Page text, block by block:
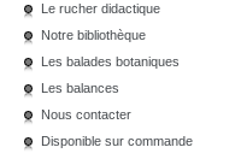
Le rucher didactique
Notre bibliothèque
Les balades botaniques
Les balances
Nous contacter
Disponible sur commande